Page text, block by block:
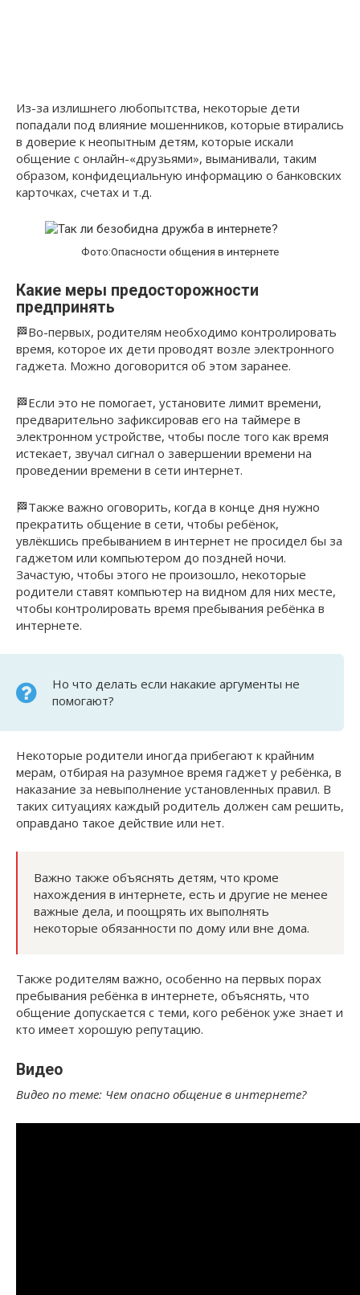
Из-за излишнего любопытства, некоторые дети
попадали под влияние мошенников, которые втирались
в доверие к неопытным детям, которые искали
общение с онлайн-«друзьями», выманивали, таким
образом, конфидециальную информацию о банковских
карточках, счетах и т.д.
Фото:Опасности общения в интернете
Какие меры предосторожности
предпринять
🏁Во-первых, родителям необходимо контролировать
время, которое их дети проводят возле электронного
гаджета. Можно договорится об этом заранее.
🏁Если это не помогает, установите лимит времени,
предварительно зафиксировав его на таймере в
электронном устройстве, чтобы после того как время
истекает, звучал сигнал о завершении времени на
проведении времени в сети интернет.
🏁Также важно оговорить, когда в конце дня нужно
прекратить общение в сети, чтобы ребёнок,
увлёкшись пребыванием в интернет не просидел бы за
гаджетом или компьютером до поздней ночи.
Зачастую, чтобы этого не произошло, некоторые
родители ставят компьютер на видном для них месте,
чтобы контролировать время пребывания ребёнка в
интернете.
Но что делать если накакие аргументы не
помогают?
Некоторые родители иногда прибегают к крайним
мерам, отбирая на разумное время гаджет у ребёнка, в
наказание за невыполнение установленных правил. В
таких ситуациях каждый родитель должен сам решить,
оправдано такое действие или нет.
Важно также объяснять детям, что кроме
нахождения в интернете, есть и другие не менее
важные дела, и поощрять их выполнять
некоторые обязанности по дому или вне дома.
Также родителям важно, особенно на первых порах
пребывания ребёнка в интернете, объяснять, что
общение допускается с теми, кого ребёнок уже знает и
кто имеет хорошую репутацию.
Видео
Видео по теме: Чем опасно общение в интернете?